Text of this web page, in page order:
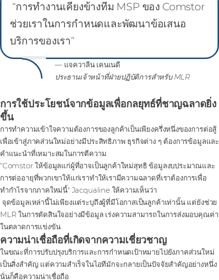
“การทํางานเคียงข้างทีม MSP ของ Comstor
ช่วยเราในการกําหนดและพัฒนาข้อเสนอ
บริการของเรา”
— แจควาลีน เคนเนดี
ประธานเจ้าหน้าที่ฝ่ายปฏิบัติการสําหรับ MLR
การใช้ประโยชน์จากข้อมูลเพื่อกลยุทธ์ที่ชาญฉลาดยิ่ง
ขึ้น
การทําความเข้าใจความต้องการของลูกค้าเป็นเพียงครึ่งหนึ่งของการต่อสู้
เพื่อเข้าสู่ภาคส่วนใหม่อย่างมีประสิทธิภาพ ธุรกิจต่าง ๆ ต้องการข้อมูลและ
คําแนะนําที่เหมาะสมในการตีความ
“Comstor ให้ข้อมูลแก่ผู้ที่อาจเป็นลูกค้าใหม่สุทธิ ข้อมูลงบประมาณและ
การต่ออายุที่พวกเขาให้แก่เราทําให้เรามีความฉลาดที่เราต้องการเพื่อ
ทํากําไรจากภาคใหม่นี้" Jacqualine ให้ความเห็นว่า
จุดข้อมูลเหล่านี้ไม่เพียงแต่ระบุถึงผู้ที่มีโอกาสเป็นลูกค้าเท่านั้น แต่ยังช่วย
MLR ในการตัดสินใจอย่างมีข้อมูล เร่งความสามารถในการส่งมอบคุณค่า
ในตลาดการแข่งขัน
ความน่าเชื่อถือที่เกิดจากความเชี่ยวชาญ
ในขณะที่การปรับปรุงบริการและการกําหนดเป้าหมายไปยังภาคส่วนใหม่
เป็นสิ่งสําคัญ แต่ความสําเร็จในไอทีมักจะกลายเป็นปัจจัยสําคัญอย่างหนึ่ง
นั่นก็คือความน่าเชื่อถือ